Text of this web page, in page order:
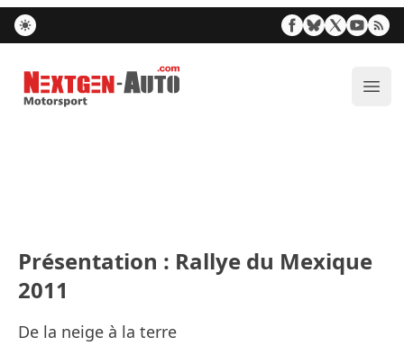
Nextgen-Auto.com
Présentation : Rallye du Mexique
2011
De la neige à la terre